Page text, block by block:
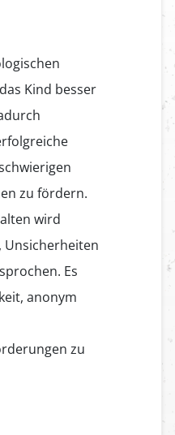
Kind besser
zu fördern.
wird
Unsicherheiten
Es
anonym
zu